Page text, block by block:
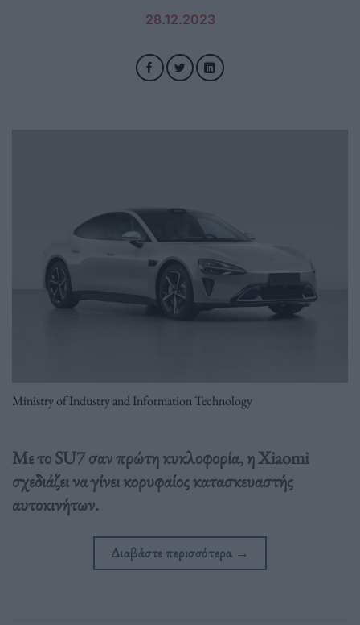
28.12.2023
Ministry of Industry and Information Technology
Με το SU7 σαν πρώτη κυκλοφορία, η Xiaomi
σχεδιάζει να γίνει κορυφαίος κατασκευαστής
αυτοκινήτων.
Διαβάστε περισσότερα →